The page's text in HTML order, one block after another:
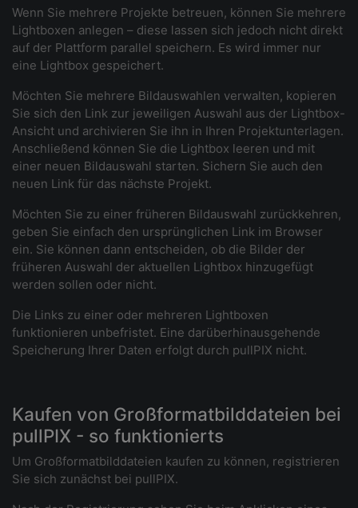
Wenn Sie mehrere Projekte betreuen, können Sie mehrere
Lightboxen anlegen – diese lassen sich jedoch nicht direkt
auf der Plattform parallel speichern. Es wird immer nur
eine Lightbox gespeichert.
Möchten Sie mehrere Bildauswahlen verwalten, kopieren
Sie sich den Link zur jeweiligen Auswahl aus der Lightbox-
Ansicht und archivieren Sie ihn in Ihren Projektunterlagen.
Anschließend können Sie die Lightbox leeren und mit
einer neuen Bildauswahl starten. Sichern Sie auch den
neuen Link für das nächste Projekt.
Möchten Sie zu einer früheren Bildauswahl zurückkehren,
geben Sie einfach den ursprünglichen Link im Browser
ein. Sie können dann entscheiden, ob die Bilder der
früheren Auswahl der aktuellen Lightbox hinzugefügt
werden sollen oder nicht.
Die Links zu einer oder mehreren Lightboxen
funktionieren unbefristet. Eine darüberhinausgehende
Speicherung Ihrer Daten erfolgt durch pullPIX nicht.
Kaufen von Großformatbilddateien bei
pullPIX - so funktionierts
Um Großformatbilddateien kaufen zu können, registrieren
Sie sich zunächst bei pullPIX.